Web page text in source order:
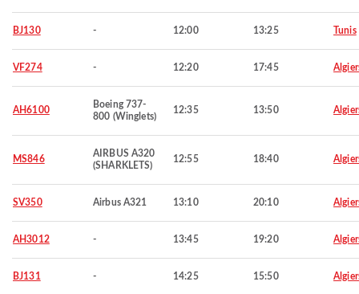
BJ130 - 12:00 13:25 Tunis
VF274 - 12:20 17:45
AH6100
Boeing 737-
800 (Winglets)
12:35 13:50
MS846
AIRBUS A320
(SHARKLETS)
12:55 18:40
SV350 Airbus A321 13:10 20:10
AH3012 - 13:45 19:20
BJ131 - 14:25 15:50